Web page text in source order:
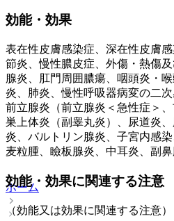
効能・効果
表在性皮膚感染症、深在性皮膚
節炎、慢性膿皮症、外傷・熱傷
腺炎、肛門周囲膿瘍、咽頭炎・
炎、肺炎、慢性呼吸器病変の二
前立腺炎（前立腺炎＜急性症＞
巣上体炎（副睾丸炎）、尿道炎
炎、バルトリン腺炎、子宮内感
麦粒腫、瞼板腺炎、中耳炎、副鼻
効能・効果に関連する注意
（効能又は効果に関連する注意）
ホーム